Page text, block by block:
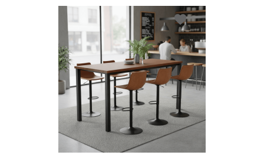
favorite